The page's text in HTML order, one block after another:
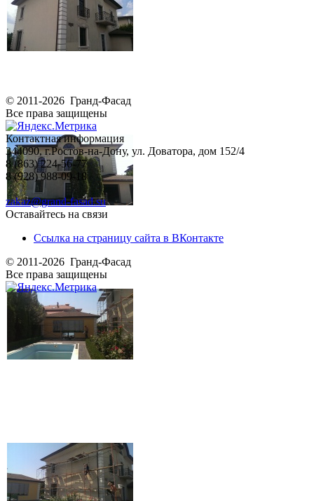
© 2011-2026 Гранд-Фасад
Все права защищены
Контактная информация
344090, г.Ростов-на-Дону, ул. Доватора, дом 152/4
8 (863) 224-56-77
8 (928) 988-09-18
zakaz@grand-fasad.su
Оставайтесь на связи
Ссылка на страницу сайта в ВКонтакте
© 2011-2026 Гранд-Фасад
Все права защищены